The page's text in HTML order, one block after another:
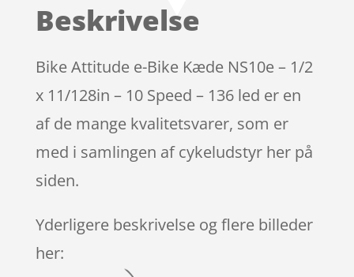
kundebedøm
Beskrivelse
Bike Attitude e-Bike Kæde NS10e – 1/2
x 11/128in – 10 Speed – 136 led er en
af de mange kvalitetsvarer, som er
med i samlingen af cykeludstyr her på
siden.
Yderligere beskrivelse og flere billeder
her: